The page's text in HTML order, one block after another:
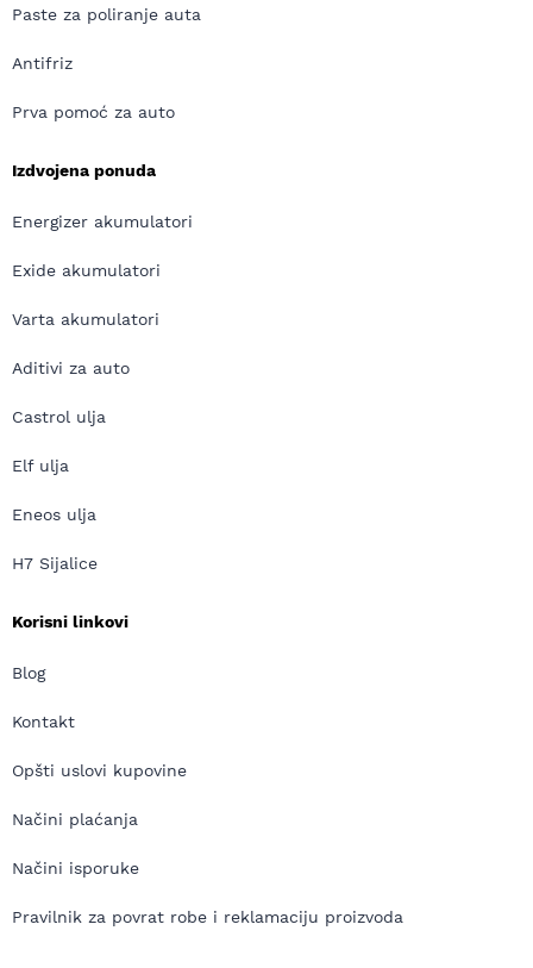
Paste za poliranje auta
Antifriz
Prva pomoć za auto
Izdvojena ponuda
Energizer akumulatori
Exide akumulatori
Varta akumulatori
Aditivi za auto
Castrol ulja
Elf ulja
Eneos ulja
H7 Sijalice
Korisni linkovi
Blog
Kontakt
Opšti uslovi kupovine
Načini plaćanja
Načini isporuke
Pravilnik za povrat robe i reklamaciju proizvoda